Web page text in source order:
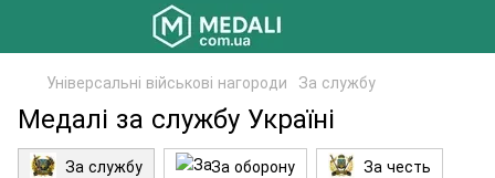
Універсальні військові нагороди За службу
Медалі за службу Україні
За службу За оборону
За честь